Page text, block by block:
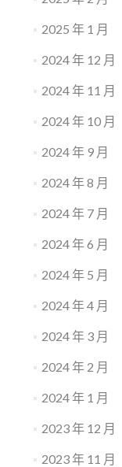
2025 年 1 月
2024 年 12 月
2024 年 11 月
2024 年 10 月
2024 年 9 月
2024 年 8 月
2024 年 7 月
2024 年 6 月
2024 年 5 月
2024 年 4 月
2024 年 3 月
2024 年 2 月
2024 年 1 月
2023 年 12 月
2023 年 11 月